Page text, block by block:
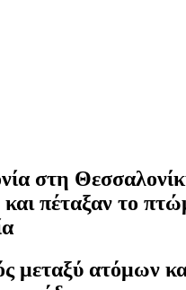
στη
πέταξαν το
μεταξύ ατόμων